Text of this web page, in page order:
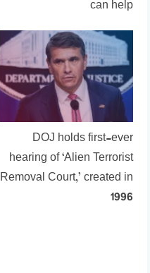
can help
DOJ holds first-ever
hearing of ‘Alien Terrorist
Removal Court,’ created in
1996